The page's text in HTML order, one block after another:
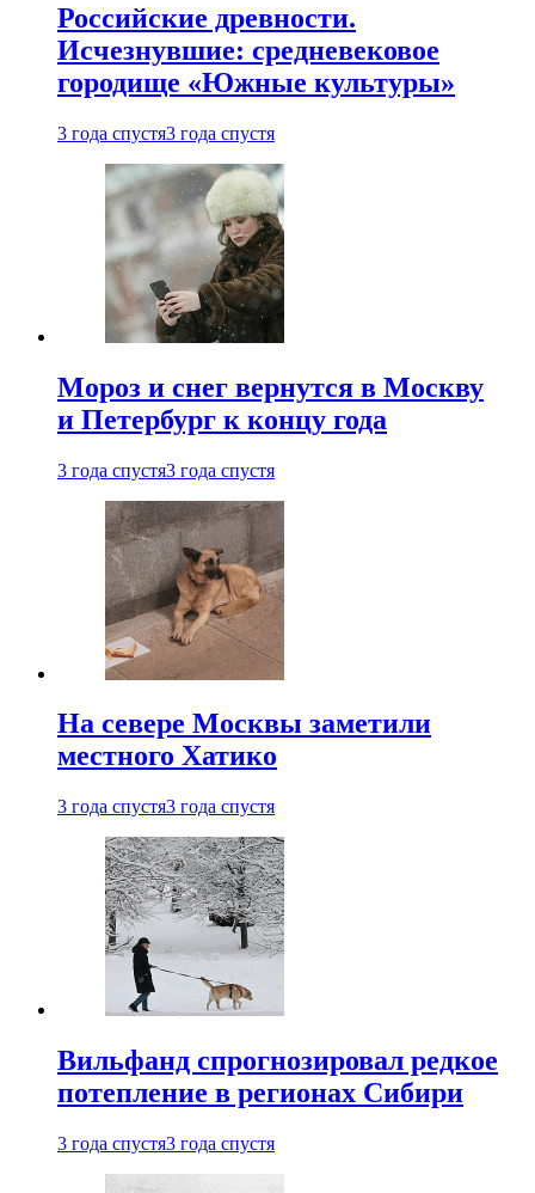
Российские древности.
Исчезнувшие: средневековое
городище «Южные культуры»
3 года спустя3 года спустя
Мороз и снег вернутся в Москву
и Петербург к концу года
3 года спустя3 года спустя
На севере Москвы заметили
местного Хатико
3 года спустя3 года спустя
Вильфанд спрогнозировал редкое
потепление в регионах Сибири
3 года спустя3 года спустя